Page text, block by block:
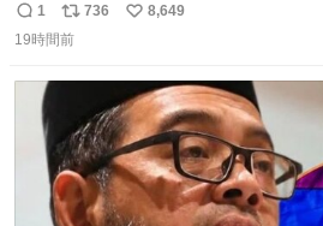
返
信
1
リ
ポ
736
い
数
8,649
19時間前